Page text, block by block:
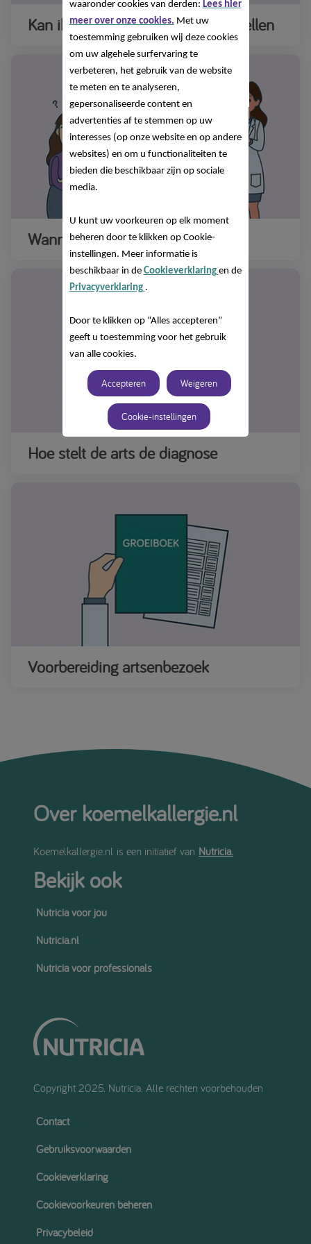
Kan ik zelf koemelkallergie vaststellen
Wanneer stap ik naar de arts
Hoe stelt de arts de diagnose
Voorbereiding artsenbezoek
Over koemelkallergie.nl
Koemelkallergie.nl is een initiatief van Nutricia.
Bekijk ook
Nutricia voor jou
Nutricia.nl
Nutricia voor professionals
Copyright 2025. Nutricia. Alle rechten voorbehouden
Contact
Gebruiksvoorwaarden
Cookieverklaring
Cookievoorkeuren beheren
Privacybeleid
waaronder cookies van derden: Lees hier
meer over onze cookies. Met uw
toestemming gebruiken wij deze cookies
om uw algehele surfervaring te
verbeteren, het gebruik van de website
te meten en te analyseren,
gepersonaliseerde content en
advertenties af te stemmen op uw
interesses (op onze website en op andere
websites) en om u functionaliteiten te
bieden die beschikbaar zijn op sociale
media.
U kunt uw voorkeuren op elk moment
beheren door te klikken op Cookie-
instellingen. Meer informatie is
beschikbaar in de Cookieverklaring en de
Privacyverklaring .
Door te klikken op “Alles accepteren”
geeft u toestemming voor het gebruik
van alle cookies.
Accepteren Weigeren
Cookie-instellingen